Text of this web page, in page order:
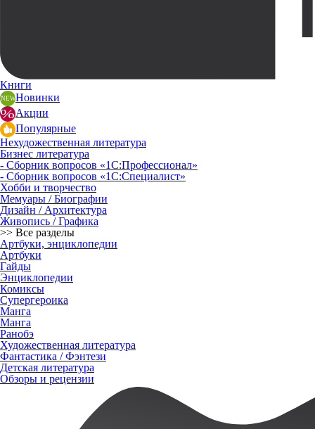
Книги
Новинки
Акции
Популярные
Нехудожественная литература
Бизнес литература
- Сборник вопросов «1С:Профессионал»
- Сборник вопросов «1С:Специалист»
Хобби и творчество
Мемуары / Биографии
Дизайн / Архитектура
Живопись / Графика
>> Все разделы
Артбуки, энциклопедии
Артбуки
Гайды
Энциклопедии
Комиксы
Супергероика
Манга
Манга
Ранобэ
Художественная литература
Фантастика / Фэнтези
Детская литература
Обзоры и рецензии